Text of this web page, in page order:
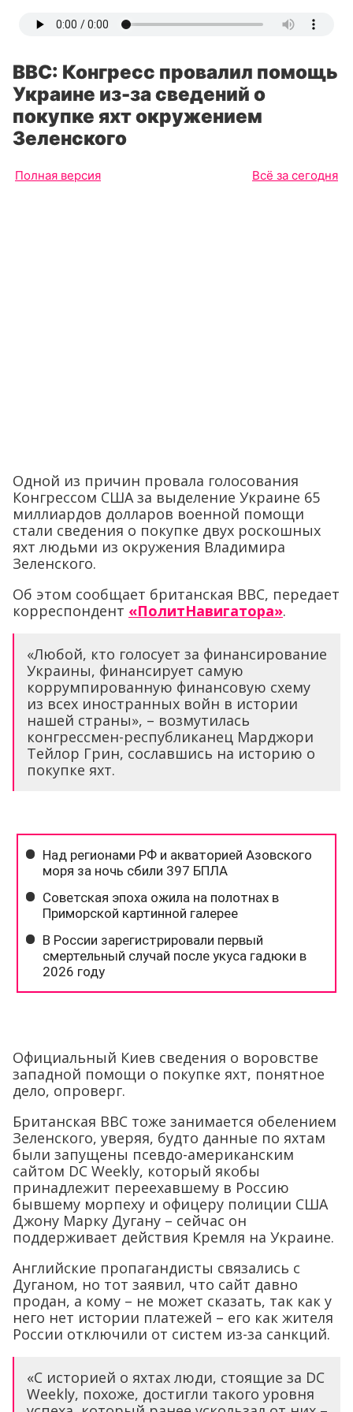
BBC: Конгресс провалил помощь
Украине из-за сведений о
покупке яхт окружением
Зеленского
Полная версия Всё за сегодня
Одной из причин провала голосования
Конгрессом США за выделение Украине 65
миллиардов долларов военной помощи
стали сведения о покупке двух роскошных
яхт людьми из окружения Владимира
Зеленского.
Об этом сообщает британская BBC, передает
корреспондент «ПолитНавигатора».
«Любой, кто голосует за финансирование
Украины, финансирует самую
коррумпированную финансовую схему
из всех иностранных войн в истории
нашей страны», – возмутилась
конгрессмен-республиканец Марджори
Тейлор Грин, сославшись на историю о
покупке яхт.
Официальный Киев сведения о воровстве
западной помощи о покупке яхт, понятное
дело, опроверг.
Британская BBC тоже занимается обелением
Зеленского, уверяя, будто данные по яхтам
были запущены псевдо-американским
сайтом DC Weekly, который якобы
принадлежит переехавшему в Россию
бывшему морпеху и офицеру полиции США
Джону Марку Дугану – сейчас он
поддерживает действия Кремля на Украине.
Английские пропагандисты связались с
Дуганом, но тот заявил, что сайт давно
продан, а кому – не может сказать, так как у
него нет истории платежей – его как жителя
России отключили от систем из-за санкций.
«С историей о яхтах люди, стоящие за DC
Weekly, похоже, достигли такого уровня